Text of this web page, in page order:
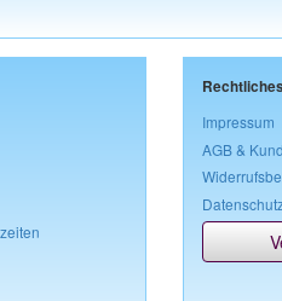
Rechtliches
Impressum
AGB &